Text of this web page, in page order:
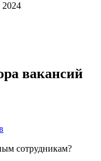
вакансий
сотрудникам?